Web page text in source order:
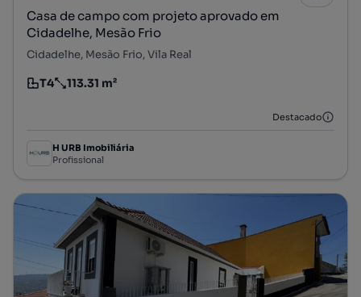
Casa de campo com projeto aprovado em
Cidadelhe, Mesão Frio
Cidadelhe, Mesão Frio, Vila Real
Tipologia
T4
Preço por metro quadrado
113.31 m²
Destacado
H URB Imobiliária
Profissional